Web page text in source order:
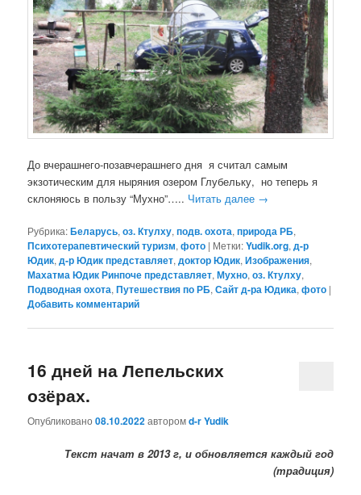
До вчерашнего-позавчерашнего дня я считал самым
экзотическим для ныряния озером Глубельку, но теперь я
склоняюсь в пользу “Мухно”….. Читать далее →
Рубрика:Беларусь,оз. Ктулху,подв. охота,природа РБ,
Психотерапевтический туризм,фото | Метки:Yudik.org,д-р
Юдик,д-р Юдик представляет,доктор Юдик,Изображения,
Махатма Юдик Ринпоче представляет,Мухно,оз. Ктулху,
Подводная охота,Путешествия по РБ,Сайт д-ра Юдика,фото |
Добавить комментарий
16 дней на Лепельских
озёрах.
Опубликовано08.10.2022авторомd-r Yudik
Текст начат в 2013 г, и обновляется каждый год
(традиция)